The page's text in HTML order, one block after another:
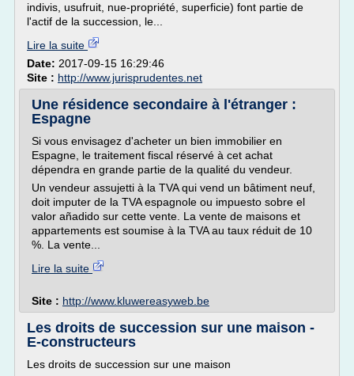
indivis, usufruit, nue-propriété, superficie) font partie de
l'actif de la succession, le...
Lire la suite
Date: 2017-09-15 16:29:46
Site : http://www.jurisprudentes.net
Une résidence secondaire à l'étranger :
Espagne
Si vous envisagez d'acheter un bien immobilier en
Espagne, le traitement fiscal réservé à cet achat
dépendra en grande partie de la qualité du vendeur.
Un vendeur assujetti à la TVA qui vend un bâtiment neuf,
doit imputer de la TVA espagnole ou impuesto sobre el
valor añadido sur cette vente. La vente de maisons et
appartements est soumise à la TVA au taux réduit de 10
%. La vente...
Lire la suite
Site : http://www.kluwereasyweb.be
Les droits de succession sur une maison -
E-constructeurs
Les droits de succession sur une maison